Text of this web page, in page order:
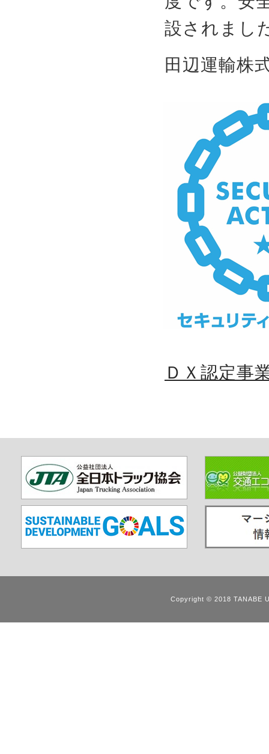
設されまし
田辺運輸株
ＤＸ認定事
Copyright © 2018 TANABE